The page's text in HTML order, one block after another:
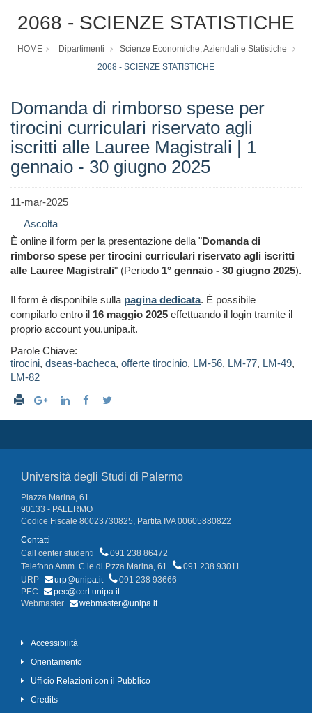
2068 - SCIENZE STATISTICHE
HOME Dipartimenti
Scienze Economiche, Aziendali e Statistiche
2068 - SCIENZE STATISTICHE
Domanda di rimborso spese per
tirocini curriculari riservato agli
iscritti alle Lauree Magistrali | 1
gennaio - 30 giugno 2025
11-mar-2025
Ascolta
È online il form per la presentazione della "Domanda di
rimborso spese per tirocini curriculari riservato agli iscritti
alle Lauree Magistrali" (Periodo 1° gennaio - 30 giugno 2025).
Il form è disponibile sulla pagina dedicata. È possibile
compilarlo entro il 16 maggio 2025 effettuando il login tramite il
proprio account you.unipa.it.
Parole Chiave:
tirocini, dseas-bacheca, offerte tirocinio, LM-56, LM-77, LM-49,
LM-82
Università degli Studi di Palermo
Piazza Marina, 61
90133 - PALERMO
Codice Fiscale 80023730825, Partita IVA 00605880822
Contatti
Call center studenti
091 238 86472
Telefono Amm. C.le di P.zza Marina, 61
091 238 93011
URP
urp@unipa.it
091 238 93666
PEC
pec@cert.unipa.it
Webmaster
webmaster@unipa.it
Accessibilità
Orientamento
Ufficio Relazioni con il Pubblico
Credits